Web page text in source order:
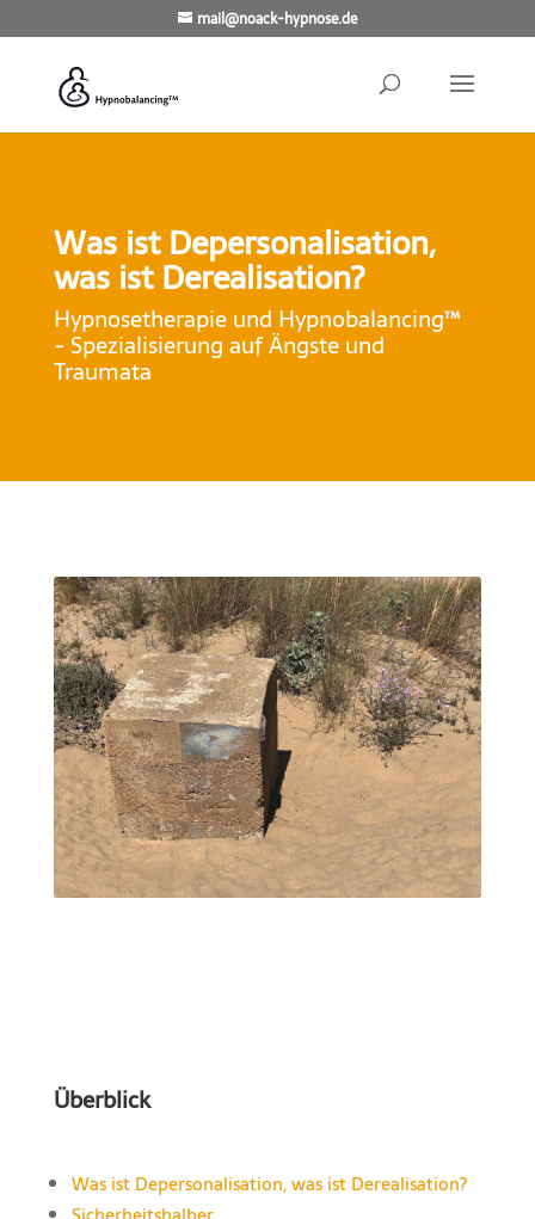
mail@noack-hypnose.de
Was ist Depersonalisation,
was ist Derealisation?
Hypnosetherapie und Hypnobalancing™
- Spezialisierung auf Ängste und
Traumata
Überblick
Was ist Depersonalisation, was ist Derealisation?